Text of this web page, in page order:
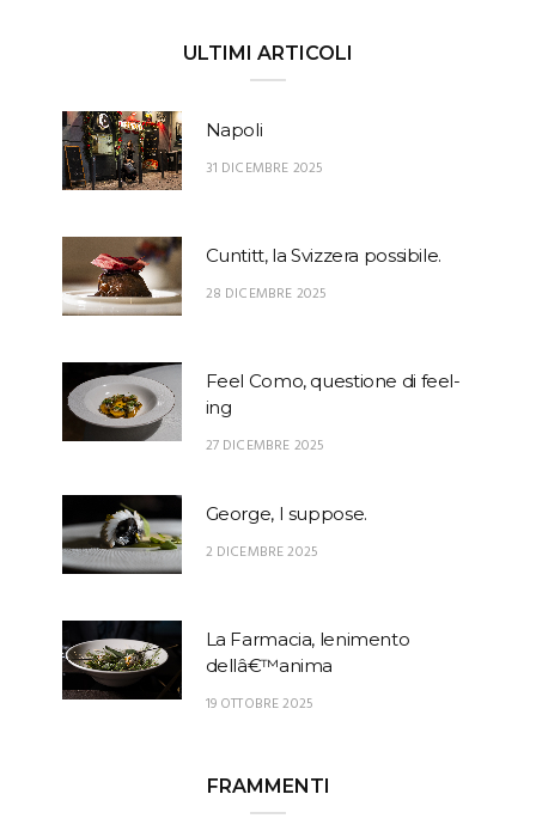
ULTIMI ARTICOLI
Napoli
31 DICEMBRE 2025
Cuntitt, la Svizzera possibile.
28 DICEMBRE 2025
Feel Como, questione di feel-
ing
27 DICEMBRE 2025
George, I suppose.
2 DICEMBRE 2025
La Farmacia, lenimento
dellâ€™anima
19 OTTOBRE 2025
FRAMMENTI